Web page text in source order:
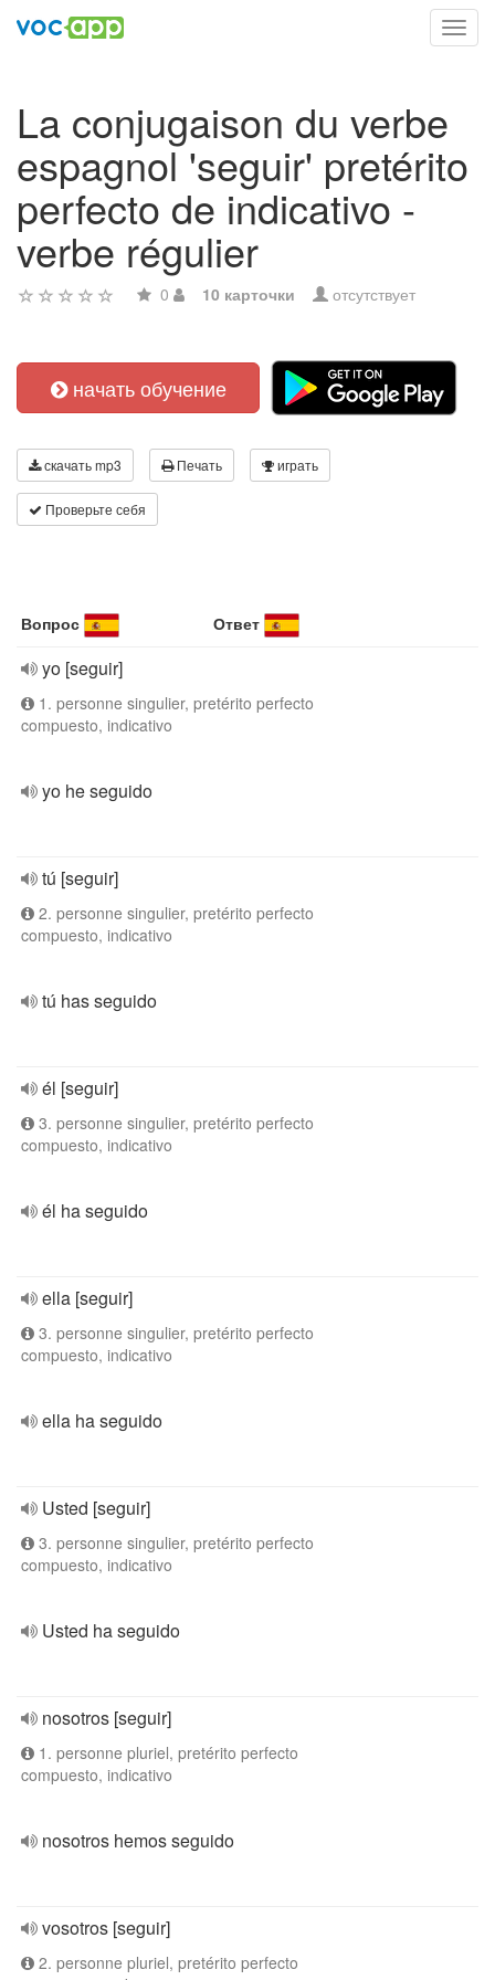
La conjugaison du verbe
espagnol 'seguir' pretérito
perfecto de indicativo -
verbe régulier
0 10 карточки отсутствует
начать обучение
скачать mp3 Печать играть
Проверьте себя
Вопрос Ответ
yo [seguir]
1. personne singulier, pretérito perfecto
compuesto, indicativo
yo he seguido
tú [seguir]
2. personne singulier, pretérito perfecto
compuesto, indicativo
tú has seguido
él [seguir]
3. personne singulier, pretérito perfecto
compuesto, indicativo
él ha seguido
ella [seguir]
3. personne singulier, pretérito perfecto
compuesto, indicativo
ella ha seguido
Usted [seguir]
3. personne singulier, pretérito perfecto
compuesto, indicativo
Usted ha seguido
nosotros [seguir]
1. personne pluriel, pretérito perfecto
compuesto, indicativo
nosotros hemos seguido
vosotros [seguir]
2. personne pluriel, pretérito perfecto